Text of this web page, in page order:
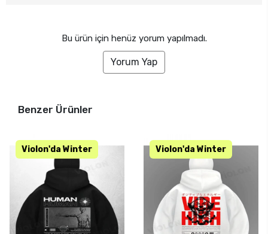
Bu ürün için henüz yorum yapılmadı.
Yorum Yap
Benzer Ürünler